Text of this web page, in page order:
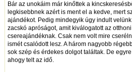
Bár az unokáim már kinőttek a
legkisebbnek azért is ment el a kedve, mert
ajándékot. Pedig mindegyik úgy indult
zacskó apróságot, amit kiválogatott az
csereajándéknak. Csak nem volt mire
ismét csalódott lesz. A három nagyobb
sok szép és érdekes dolgot találtak. De
ahogy telt az idő.